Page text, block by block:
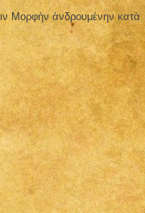
Μορφὴν ἀνδρουμένην κατὰ